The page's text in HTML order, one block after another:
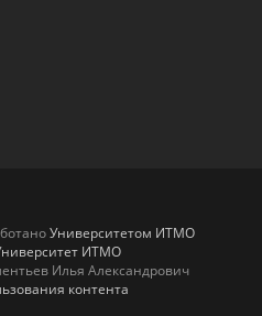
Университетом ИТМО
ИТМО
Илья Александрович
контента